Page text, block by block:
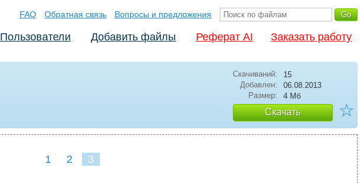
FAQ Обратная связь Вопросы и предложения
Пользователи Добавить файлы Реферат AI Заказать работу
Скачиваний:
15
Добавлен:
06.08.2013
Размер:
4 Мб
Скачать ☆
1 2 3